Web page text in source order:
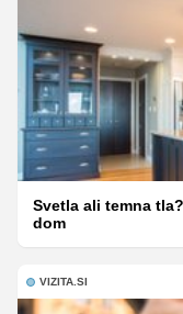
Svetla ali temna
dom
VIZITA.SI